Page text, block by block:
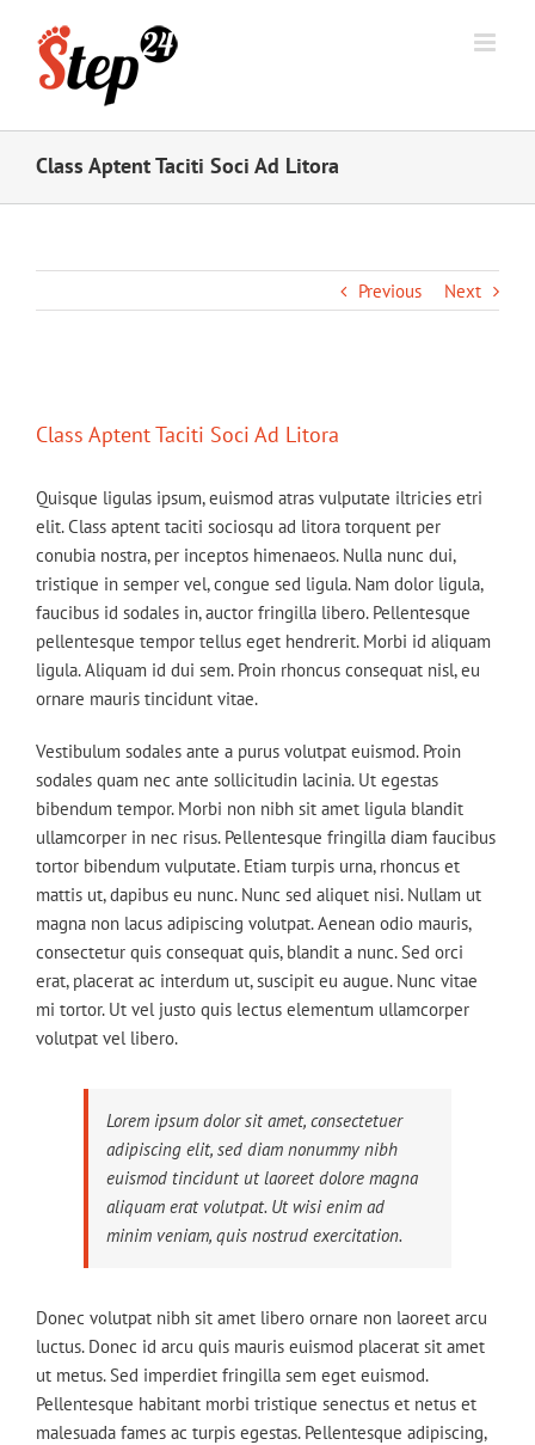
Class Aptent Taciti Soci Ad Litora
Previous Next
Larger
Class Aptent Taciti Soci Ad Litora
Quisque ligulas ipsum, euismod atras vulputate iltricies etri
elit. Class aptent taciti sociosqu ad litora torquent per
conubia nostra, per inceptos himenaeos. Nulla nunc dui,
tristique in semper vel, congue sed ligula. Nam dolor ligula,
faucibus id sodales in, auctor fringilla libero. Pellentesque
pellentesque tempor tellus eget hendrerit. Morbi id aliquam
ligula. Aliquam id dui sem. Proin rhoncus consequat nisl, eu
ornare mauris tincidunt vitae.
Vestibulum sodales ante a purus volutpat euismod. Proin
sodales quam nec ante sollicitudin lacinia. Ut egestas
bibendum tempor. Morbi non nibh sit amet ligula blandit
ullamcorper in nec risus. Pellentesque fringilla diam faucibus
tortor bibendum vulputate. Etiam turpis urna, rhoncus et
mattis ut, dapibus eu nunc. Nunc sed aliquet nisi. Nullam ut
magna non lacus adipiscing volutpat. Aenean odio mauris,
consectetur quis consequat quis, blandit a nunc. Sed orci
erat, placerat ac interdum ut, suscipit eu augue. Nunc vitae
mi tortor. Ut vel justo quis lectus elementum ullamcorper
volutpat vel libero.
Lorem ipsum dolor sit amet, consectetuer
adipiscing elit, sed diam nonummy nibh
euismod tincidunt ut laoreet dolore magna
aliquam erat volutpat. Ut wisi enim ad
minim veniam, quis nostrud exercitation.
Donec volutpat nibh sit amet libero ornare non laoreet arcu
luctus. Donec id arcu quis mauris euismod placerat sit amet
ut metus. Sed imperdiet fringilla sem eget euismod.
Pellentesque habitant morbi tristique senectus et netus et
malesuada fames ac turpis egestas. Pellentesque adipiscing,